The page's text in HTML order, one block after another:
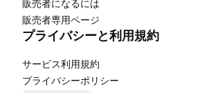
販売者になるには
販売者専用ページ
プライバシーと利用規約
サービス利用規約
プライバシーポリシー